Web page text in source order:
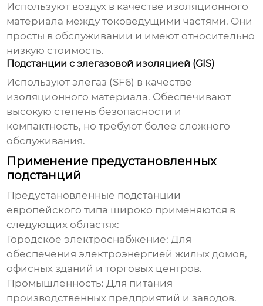
Используют воздух в качестве изоляционного
материала между токоведущими частями. Они
просты в обслуживании и имеют относительно
низкую стоимость.
Подстанции с элегазовой изоляцией (GIS)
Используют элегаз (SF6) в качестве
изоляционного материала. Обеспечивают
высокую степень безопасности и
компактность, но требуют более сложного
обслуживания.
Применение предустановленных
подстанций
Предустановленные подстанции
европейского типа широко применяются в
следующих областях:
Городское электроснабжение: Для
обеспечения электроэнергией жилых домов,
офисных зданий и торговых центров.
Промышленность: Для питания
производственных предприятий и заводов.